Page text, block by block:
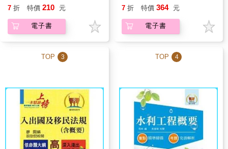
7 折 特價 210 元
電子書
7 折 特價 364 元
電子書
TOP 3 TOP 4